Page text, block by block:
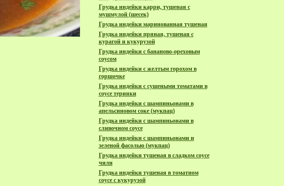
Грудка индейки карри, тушеная с
мушмулой (шесек)
Грудка индейки маринованная тушеная
Грудка индейки пряная, тушеная с
курагой и кукурузой
Грудка индейки с бананово-ореховым
соусом
Грудка индейки с желтым горохом в
горшочке
Грудка индейки с сушеными томатами в
соусе терияки
Грудка индейки с шампиньонами в
апельсиновом соке (мукпац)
Грудка индейки с шампиньонами в
сливочном соусе
Грудка индейки с шампиньонами и
зеленой фасолью (мукпац)
Грудка индейки тушеная в сладком соусе
чили
Грудка индейки тушеная в томатном
соусе с кукурузой